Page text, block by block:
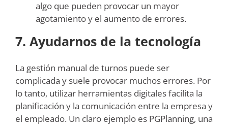
algo que pueden provocar un mayor
agotamiento y el aumento de errores.
7. Ayudarnos de la tecnología
La gestión manual de turnos puede ser
complicada y suele provocar muchos errores. Por
lo tanto, utilizar herramientas digitales facilita la
planificación y la comunicación entre la empresa y
el empleado. Un claro ejemplo es PGPlanning, una